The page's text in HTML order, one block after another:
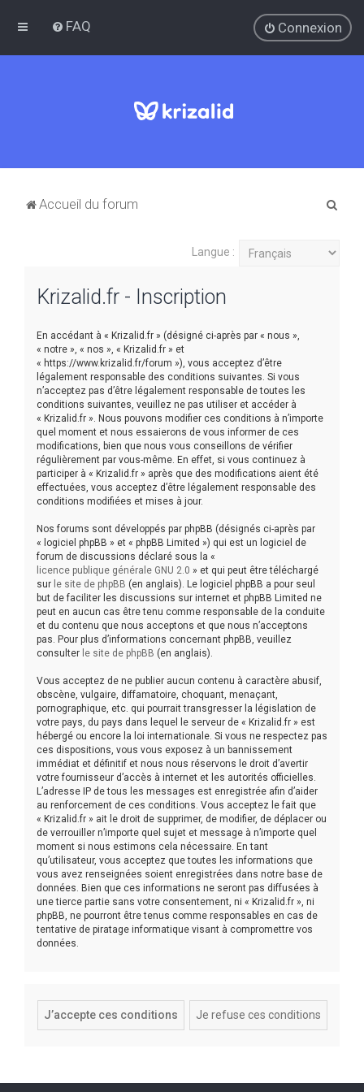
FAQ Connexion
Accueil du forum
Langue :
Krizalid.fr - Inscription
En accédant à « Krizalid.fr » (désigné ci-après par « nous »,
« notre », « nos », « Krizalid.fr » et
« https://www.krizalid.fr/forum »), vous acceptez d’être
légalement responsable des conditions suivantes. Si vous
n’acceptez pas d’être légalement responsable de toutes les
conditions suivantes, veuillez ne pas utiliser et accéder à
« Krizalid.fr ». Nous pouvons modifier ces conditions à n’importe
quel moment et nous essaierons de vous informer de ces
modifications, bien que nous vous conseillons de vérifier
régulièrement par vous-même. En effet, si vous continuez à
participer à « Krizalid.fr » après que des modifications aient été
effectuées, vous acceptez d’être légalement responsable des
conditions modifiées et mises à jour.
Nos forums sont développés par phpBB (désignés ci-après par
« logiciel phpBB » et « phpBB Limited ») qui est un logiciel de
forum de discussions déclaré sous la «
licence publique générale GNU 2.0 » et qui peut être téléchargé
sur le site de phpBB (en anglais). Le logiciel phpBB a pour seul
but de faciliter les discussions sur internet et phpBB Limited ne
peut en aucun cas être tenu comme responsable de la conduite
et du contenu que nous acceptons et que nous n’acceptons
pas. Pour plus d’informations concernant phpBB, veuillez
consulter le site de phpBB (en anglais).
Vous acceptez de ne publier aucun contenu à caractère abusif,
obscène, vulgaire, diffamatoire, choquant, menaçant,
pornographique, etc. qui pourrait transgresser la législation de
votre pays, du pays dans lequel le serveur de « Krizalid.fr » est
hébergé ou encore la loi internationale. Si vous ne respectez pas
ces dispositions, vous vous exposez à un bannissement
immédiat et définitif et nous nous réservons le droit d’avertir
votre fournisseur d’accès à internet et les autorités officielles.
L’adresse IP de tous les messages est enregistrée afin d’aider
au renforcement de ces conditions. Vous acceptez le fait que
« Krizalid.fr » ait le droit de supprimer, de modifier, de déplacer ou
de verrouiller n’importe quel sujet et message à n’importe quel
moment si nous estimons cela nécessaire. En tant
qu’utilisateur, vous acceptez que toutes les informations que
vous avez renseignées soient enregistrées dans notre base de
données. Bien que ces informations ne seront pas diffusées à
une tierce partie sans votre consentement, ni « Krizalid.fr », ni
phpBB, ne pourront être tenus comme responsables en cas de
tentative de piratage informatique visant à compromettre vos
données.